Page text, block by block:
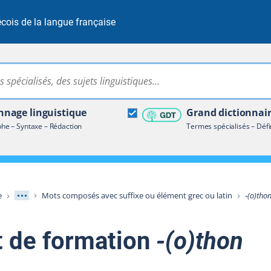
de la langue française
Rechercher dans tout le site
linguistique
– Syntaxe – Rédaction
Grand
Termes spécialisés –
terminologique
Afficher les niveaux intermédiaires
Mots composés avec suffixe ou élément grec ou latin ‑(o)thon
de formation ‑(o)thon